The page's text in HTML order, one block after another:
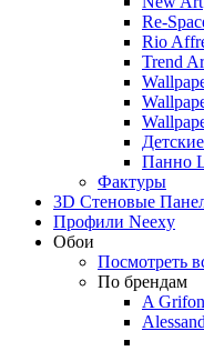
Re-
Rio
Trend
Панно
Фактуры
3D Стеновые
Профили Neexy
Обои
Посмотреть
По брендам
A